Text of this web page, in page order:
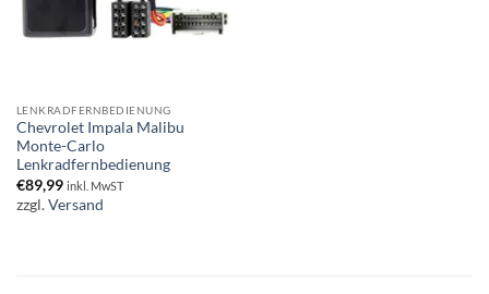
LENKRADFERNBEDIENUNG
Chevrolet Impala Malibu
Monte-Carlo
Lenkradfernbedienung
€89,99 inkl. MwST
zzgl.Versand